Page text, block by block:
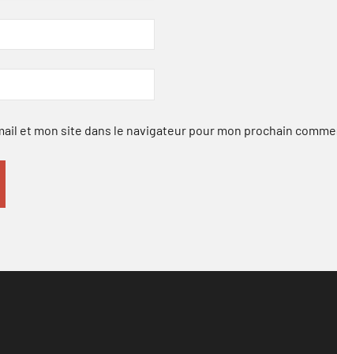
et mon site dans le navigateur pour mon prochain